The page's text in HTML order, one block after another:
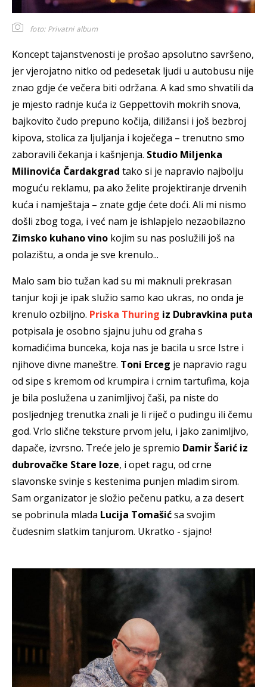
foto: Privatni album
Koncept tajanstvenosti je prošao apsolutno savršeno,
jer vjerojatno nitko od pedesetak ljudi u autobusu nije
znao gdje će večera biti održana. A kad smo shvatili da
je mjesto radnje kuća iz Geppettovih mokrih snova,
bajkovito čudo prepuno kočija, diližansi i još bezbroj
kipova, stolica za ljuljanja i koječega – trenutno smo
zaboravili čekanja i kašnjenja. Studio Miljenka
Milinovića Čardakgrad tako si je napravio najbolju
moguću reklamu, pa ako želite projektiranje drvenih
kuća i namještaja – znate gdje ćete doći. Ali mi nismo
došli zbog toga, i već nam je ishlapjelo nezaobilazno
Zimsko kuhano vino kojim su nas poslužili još na
polazištu, a onda je sve krenulo...
Malo sam bio tužan kad su mi maknuli prekrasan
tanjur koji je ipak služio samo kao ukras, no onda je
krenulo ozbiljno. Priska Thuring iz Dubravkina puta
potpisala je osobno sjajnu juhu od graha s
komadićima bunceka, koja nas je bacila u srce Istre i
njihove divne maneštre. Toni Erceg je napravio ragu
od sipe s kremom od krumpira i crnim tartufima, koja
je bila poslužena u zanimljivoj čaši, pa niste do
posljednjeg trenutka znali je li riječ o pudingu ili čemu
god. Vrlo slične teksture prvom jelu, i jako zanimljivo,
dapače, izvrsno. Treće jelo je spremio Damir Šarić iz
dubrovačke Stare loze, i opet ragu, od crne
slavonske svinje s kestenima punjen mladim sirom.
Sam organizator je složio pečenu patku, a za desert
se pobrinula mlada Lucija Tomašićsa svojim
čudesnim slatkim tanjurom. Ukratko - sjajno!